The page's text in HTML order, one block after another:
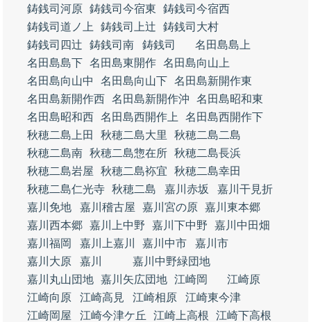
鋳銭司河原 鋳銭司今宿東
鋳銭司今宿西
鋳銭司道ノ上
鋳銭司上辻
鋳銭司大村
鋳銭司四辻
鋳銭司南 鋳銭司
名田島島上
名田島島下 名田島東開作 名田島向山上
名田島向山中
名田島向山下 名田島新開作東
名田島新開作西 名田島新開作沖
名田島昭和東
名田島昭和西 名田島西開作上
名田島西開作下
秋穂二島上田
秋穂二島大里
秋穂二島二島
秋穂二島南 秋穂二島惣在所 秋穂二島長浜
秋穂二島岩屋
秋穂二島袮宜
秋穂二島幸田
秋穂二島仁光寺 秋穂二島 嘉川赤坂
嘉川干見折
嘉川免地
嘉川稽古屋 嘉川宮の原 嘉川東本郷
嘉川西本郷 嘉川上中野 嘉川下中野
嘉川中田畑
嘉川福岡
嘉川上嘉川 嘉川中市
嘉川市
嘉川大原
嘉川
嘉川中野緑団地
嘉川丸山団地 嘉川矢広団地 江崎岡
江崎原
江崎向原
江崎高見 江崎相原
江崎東今津
江崎岡屋
江崎今津ケ丘 江崎上高根
江崎下高根